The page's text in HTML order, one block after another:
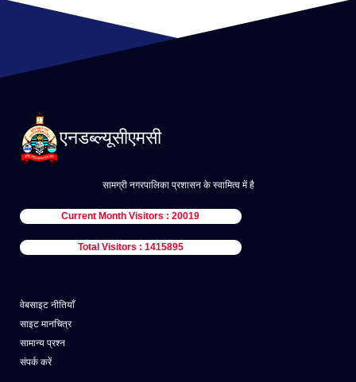
एनडब्ल्यूसीएमसी
सामग्री नगरपालिका प्रशासन के स्वामित्व में है
Current Month Visitors : 20019
Total Visitors : 1415895
वेबसाइट नीतियाँ
साइट मानचित्र
सामान्य प्रश्न
संपर्क करें